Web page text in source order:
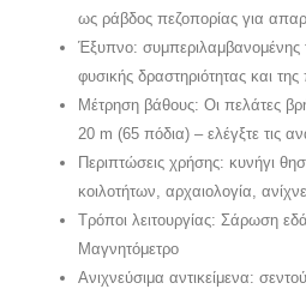
ως ράβδος πεζοπορίας για
Έξυπνο: συμπεριλαμβανομένης
φυσικής δραστηριότητας και της
Μέτρηση βάθους: Οι πελάτες
20 m (65 πόδια) – ελέγξτε τις
Περιπτώσεις χρήσης: κυνήγι
κοιλοτήτων, αρχαιολογία,
Τρόποι λειτουργίας: Σάρωση
Μαγνητόμετρο
Ανιχνεύσιμα αντικείμενα: